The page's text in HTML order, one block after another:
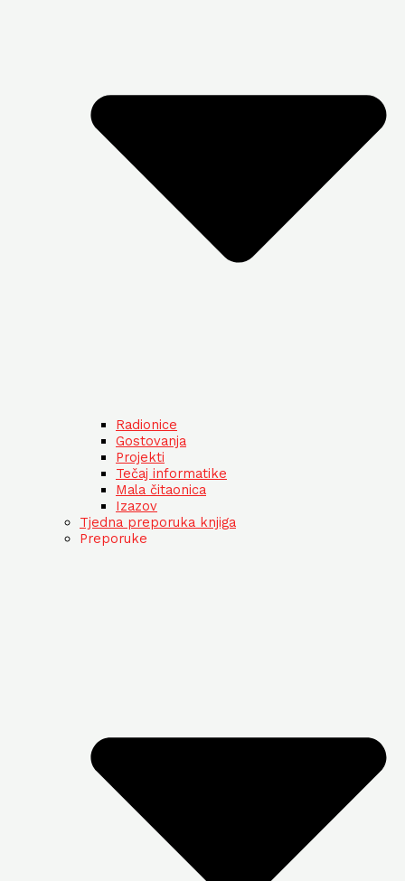
Radionice
Gostovanja
Projekti
Tečaj informatike
Mala čitaonica
Izazov
Tjedna preporuka knjiga
Preporuke